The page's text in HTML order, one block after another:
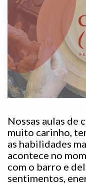
Nossas aulas de
muito carinho,
as habilidades
acontece no
com o barro e
sentimentos,